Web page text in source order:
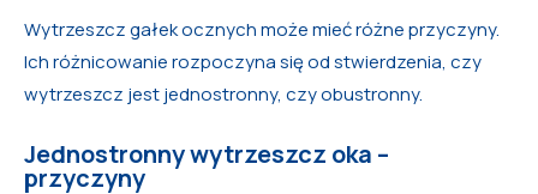
Wytrzeszcz gałek ocznych może mieć różne przyczyny.
Ich różnicowanie rozpoczyna się od stwierdzenia, czy
wytrzeszcz jest jednostronny, czy obustronny.
Jednostronny wytrzeszcz oka –
przyczyny